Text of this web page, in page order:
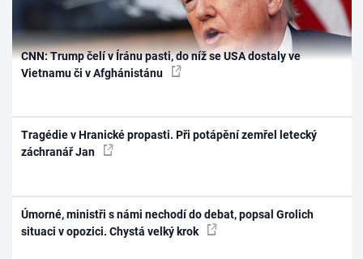
CNN: Trump čelí v Íránu pasti, do níž se USA dostaly ve
Vietnamu či v Afghánistánu
Tragédie v Hranické propasti. Při potápění zemřel letecký
záchranář Jan
Úmorné, ministři s námi nechodí do debat, popsal Grolich
situaci v opozici. Chystá velký krok